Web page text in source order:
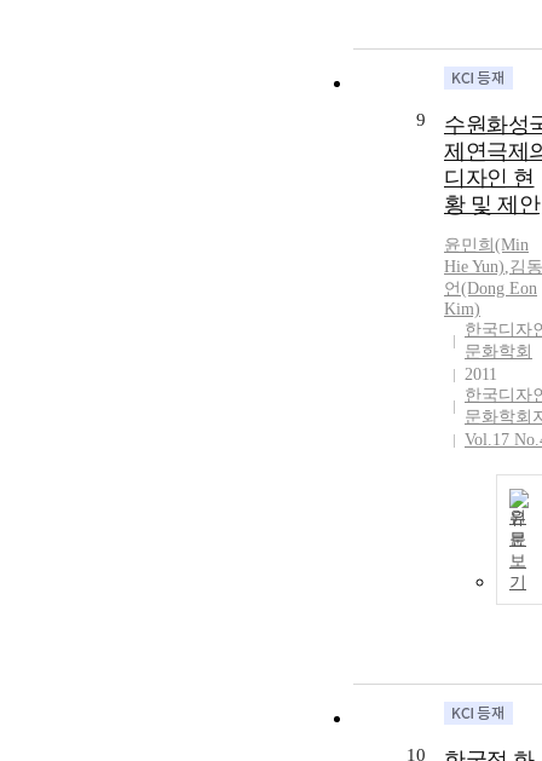
9
수원화성
제연극제
디자인 현
황 및 제안
윤민희(Min
Hie Yun),김동
언(Dong Eon
Kim)
한국디자
문화학회
2011
한국디자
문화학회
Vol.17
원
문
보
기
10